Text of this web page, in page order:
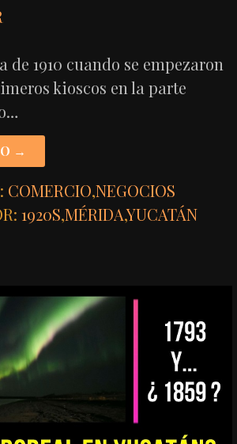
de 1910 cuando se empezaron
kioscos en la parte
→
COMERCIO,NEGOCIOS
1920S,MÉRIDA,YUCATÁN